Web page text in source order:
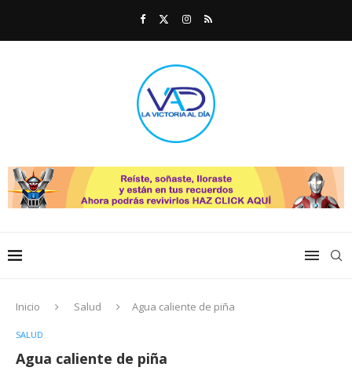
Inicio Salud Agua caliente de piña
SALUD
Agua caliente de piña